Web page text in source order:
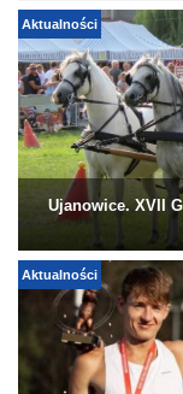
Aktualności
Ujanowice. XVII
Aktualności